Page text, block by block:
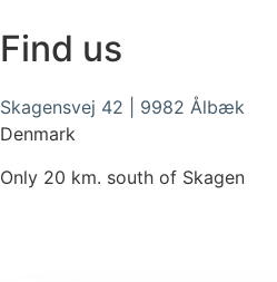
Find us
Skagensvej 42 | 9982 Ålbæk
Denmark
Only 20 km. south of Skagen